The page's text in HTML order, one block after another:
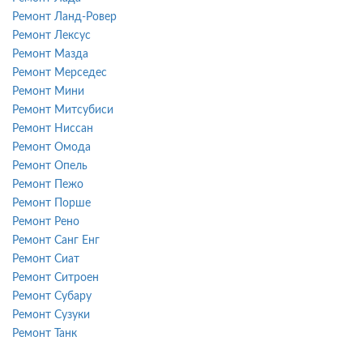
Ремонт Ланд-Ровер
Ремонт Лексус
Ремонт Мазда
Ремонт Мерседес
Ремонт Мини
Ремонт Митсубиси
Ремонт Ниссан
Ремонт Омода
Ремонт Опель
Ремонт Пежо
Ремонт Порше
Ремонт Рено
Ремонт Санг Енг
Ремонт Сиат
Ремонт Ситроен
Ремонт Субару
Ремонт Сузуки
Ремонт Танк